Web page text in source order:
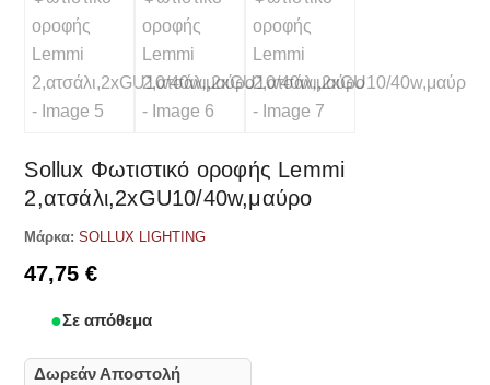
Sollux Φωτιστικό οροφής Lemmi
2,ατσάλι,2xGU10/40w,μαύρο
Μάρκα: SOLLUX LIGHTING
47,75€
Σε απόθεμα
Δωρεάν Αποστολή